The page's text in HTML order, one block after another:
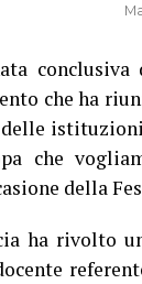
che ha
istituzioni
che
della
ha rivolto